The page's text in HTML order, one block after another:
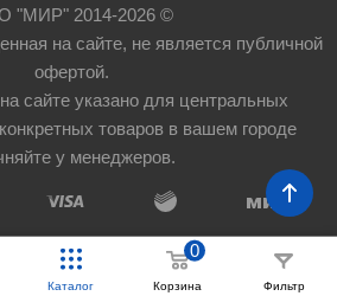
"МИР" 2014-2026 ©
на сайте, не является публичной
офертой.
сайте указано для центральных
товаров в вашем городе
у менеджеров.
Каталог Корзина
0
Фильтр